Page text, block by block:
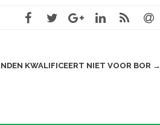
KWALIFICEERT NIET VOOR BOR →